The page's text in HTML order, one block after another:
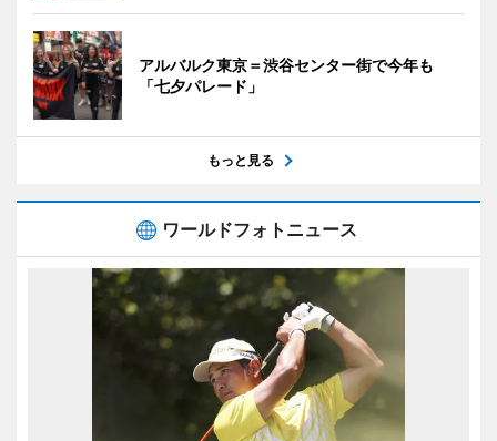
アルバルク東京＝渋谷センター街で今年も
「七夕パレード」
もっと見る
ワールドフォトニュース